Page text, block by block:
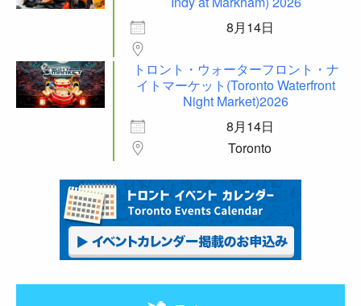
8月14日
トロント・ウォーターフロント・ナ
イトマーケット(Toronto Waterfront
Night Market)2026
8月14日
Toronto